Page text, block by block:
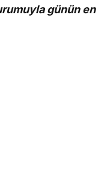
günün en